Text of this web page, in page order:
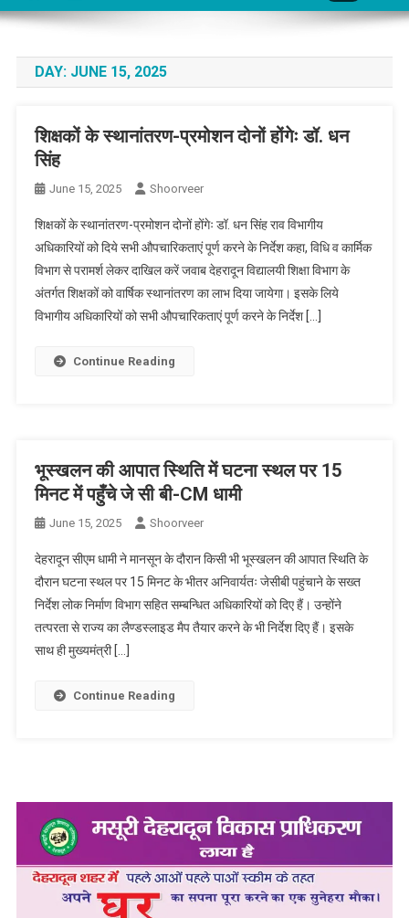
DAY: JUNE 15, 2025
शिक्षकों के स्थानांतरण-प्रमोशन दोनों होंगेः डॉ. धन
सिंह
June 15, 2025 Shoorveer
शिक्षकों के स्थानांतरण-प्रमोशन दोनों होंगेः डॉ. धन सिंह राव विभागीय
अधिकारियों को दिये सभी औपचारिकताएं पूर्ण करने के निर्देश कहा, विधि व कार्मिक
विभाग से परामर्श लेकर दाखिल करें जवाब देहरादून विद्यालयी शिक्षा विभाग के
अंतर्गत शिक्षकों को वार्षिक स्थानांतरण का लाभ दिया जायेगा। इसके लिये
विभागीय अधिकारियों को सभी औपचारिकताएं पूर्ण करने के निर्देश […]
Continue Reading
भूस्खलन की आपात स्थिति में घटना स्थल पर 15
मिनट में पहुँचे जे सी बी-CM धामी
June 15, 2025 Shoorveer
देहरादून सीएम धामी ने मानसून के दौरान किसी भी भूस्खलन की आपात स्थिति के
दौरान घटना स्थल पर 15 मिनट के भीतर अनिवार्यतः जेसीबी पहुंचाने के सख्त
निर्देश लोक निर्माण विभाग सहित सम्बन्धित अधिकारियों को दिए हैं। उन्होंने
तत्परता से राज्य का लैण्डस्लाइड मैप तैयार करने के भी निर्देश दिए हैं। इसके
साथ ही मुख्यमंत्री […]
Continue Reading